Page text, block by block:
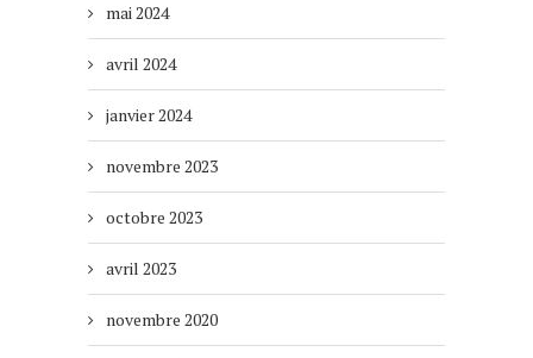
mai 2024
avril 2024
janvier 2024
novembre 2023
octobre 2023
avril 2023
novembre 2020